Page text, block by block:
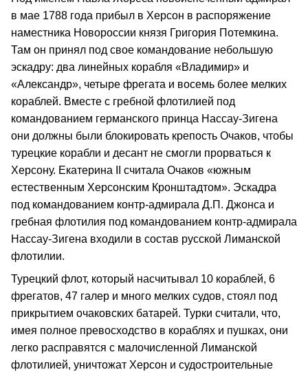
в мае 1788 года прибыл в Херсон в распоряжение
наместника Новороссии князя Григория Потемкина.
Там он принял под свое командование небольшую
эскадру: два линейных корабля «Владимир» и
«Александр», четыре фрегата и восемь более мелких
кораблей. Вместе с гребной флотилией под
командованием германского принца Нассау-Зигена
они должны были блокировать крепость Очаков, чтобы
турецкие корабли и десант не смогли прорваться к
Херсону. Екатерина II считала Очаков «южным
естественным Херсонским Кронштадтом». Эскадра
под командованием контр-адмирала Д.П. Джонса и
гребная флотилия под командованием контр-адмирала
Нассау-Зигена входили в состав русской Лиманской
флотилии.
Турецкий флот, который насчитывал 10 кораблей, 6
фрегатов, 47 галер и много мелких судов, стоял под
прикрытием очаковских батарей. Турки считали, что,
имея полное превосходство в кораблях и пушках, они
легко расправятся с малочисленной Лиманской
флотилией, уничтожат Херсон и судостроительные